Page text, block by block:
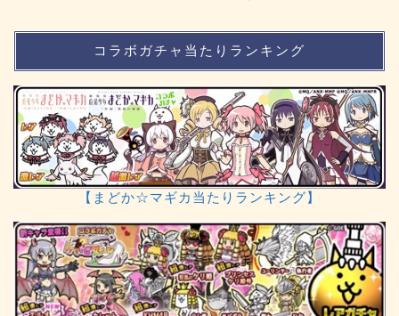
コラボガチャ当たりランキング
【まどか☆マギカ当たりランキング】